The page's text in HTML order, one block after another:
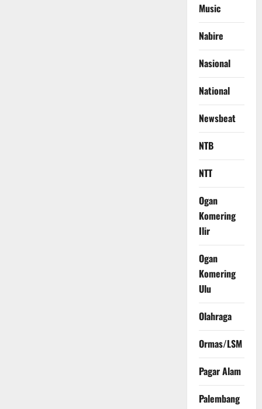
Music
Nabire
Nasional
National
Newsbeat
NTB
NTT
Ogan
Komering
Ilir
Ogan
Komering
Ulu
Olahraga
Ormas/LSM
Pagar Alam
Palembang